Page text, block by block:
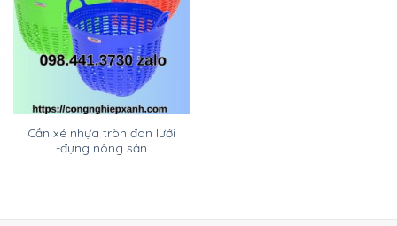
Cần xé nhựa tròn đan lưới
-đựng nông sản